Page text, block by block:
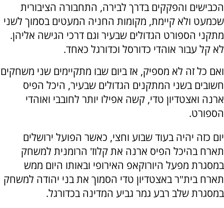
הכבישים והפקקים בדרך לבירה, התחבורה הציבורית
שכמעט ולא קיימת, מקומות החניה המעטים בסמוך לשני
מתקני הספורט הגדולים שבעיר וגם דרכי הגישה אליהן.
לא קל עבור אוהדי כדורסל וכדורגל כאחד.
ואם כל זה לא מספיק, אז ביום שבו מתקיימים שני משחקים
חשובים בשני המתקנים הגדולים שבעיר, היכל הפיס
ארנה ואצטדיון טדי, קשה אפילו יותר לחובבי ואוהדי
הספורט.
יום כזה יהיה בעוד שבוע וחצי, כאשר הפועל ירושלים
תארח בהיכל הפיס ארנה את קלוז' הרומנית למשחק
במסגרת מפעל היורוקאפ האירופי ובאותו היום ממש
תארח בית"ר באצטדיון טדי הסמוך את בני יהודה למשחק
במסגרת שלב רבע גמר גביע המדינה בכדורגל.